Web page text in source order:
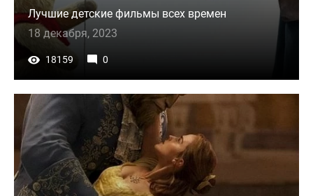
Лучшие детские фильмы всех времен
18 декабря, 2023
18159 0